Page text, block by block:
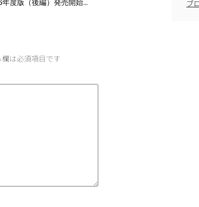
まとめシート2025年度版（後編）発売開始しました！
は必須項目です
ブ